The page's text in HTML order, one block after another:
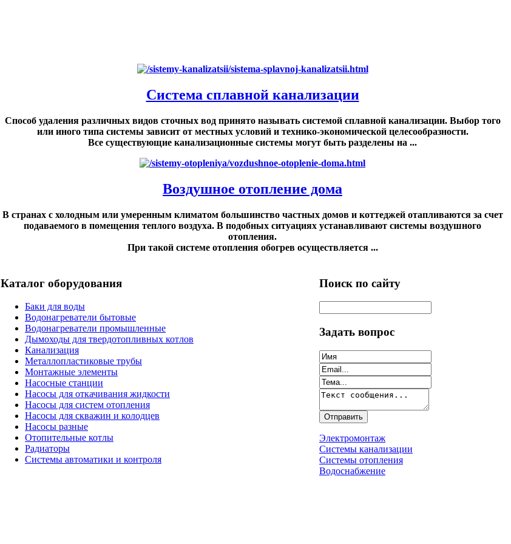
Система сплавной канализации
Способ удаления различных видов сточных вод принято называть системой сплавной канализации. Выбор того
или иного типа системы зависит от местных условий и технико-экономической целесообразности.
Все существующие канализационные системы могут быть разделены на ...
Воздушное отопление дома
В странах с холодным или умеренным климатом большинство частных домов и коттеджей отапливаются за счет
подаваемого в помещения теплого воздуха. В подобных ситуациях устанавливают системы воздушного
отопления.
При такой системе отопления обогрев осуществляется ...
Каталог оборудования
Баки для воды
Водонагреватели бытовые
Водонагреватели промышленные
Дымоходы для твердотопливных котлов
Канализация
Металлопластиковые трубы
Монтажные элементы
Насосные станции
Насосы для откачивания жидкости
Насосы для систем отопления
Насосы для скважин и колодцев
Насосы разные
Отопительные котлы
Радиаторы
Системы автоматики и контроля
Поиск по сайту
Задать вопрос
Электромонтаж
Системы канализации
Системы отопления
Водоснабжение